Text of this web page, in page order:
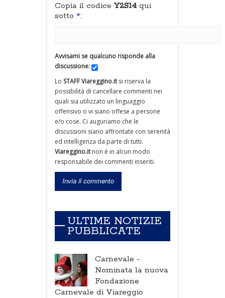
Copia il codice Y2S14 qui
sotto *:
Avvisami se qualcuno risponde alla
discussione:
Lo STAFF Viareggino.itsi riserva la
possibilità di cancellare commenti nei
quali sia utilizzato un linguaggio
offensivo o vi siano offese a persone
e/o cose. Ci auguriamo che le
discussioni siano affrontate con serenità
ed intelligenza da parte di tutti.
Viareggino.itnon è in alcun modo
responsabile dei commenti inseriti.
ULTIME NOTIZIE
PUBBLICATE
Carnevale -
Nominata la nuova
Fondazione
Carnevale di Viareggio